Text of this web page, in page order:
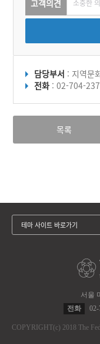
고객의견
담당부서 : 지역문
전화 : 02-704-
목록
서울
전화
02-
COPYRIGHT(c) 2018 The
테마 사이트 바로가기